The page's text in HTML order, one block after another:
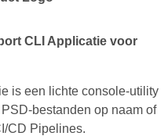
CLI Applicatie voor
is een lichte console-utility
bestanden op naam of
CD Pipelines.